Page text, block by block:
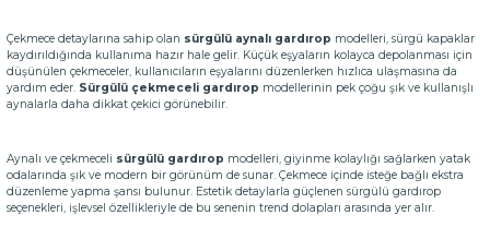
Çekmece detaylarına sahip olan sürgülü aynalı gardırop modelleri, sürgü kapaklar
kaydırıldığında kullanıma hazır hale gelir. Küçük eşyaların kolayca depolanması için
düşünülen çekmeceler, kullanıcıların eşyalarını düzenlerken hızlıca ulaşmasına da
yardım eder. Sürgülü çekmeceli gardırop modellerinin pek çoğu şık ve kullanışlı
aynalarla daha dikkat çekici görünebilir.
Aynalı ve çekmeceli sürgülü gardırop modelleri, giyinme kolaylığı sağlarken yatak
odalarında şık ve modern bir görünüm de sunar. Çekmece içinde isteğe bağlı ekstra
düzenleme yapma şansı bulunur. Estetik detaylarla güçlenen sürgülü gardırop
seçenekleri, işlevsel özellikleriyle de bu senenin trend dolapları arasında yer alır.